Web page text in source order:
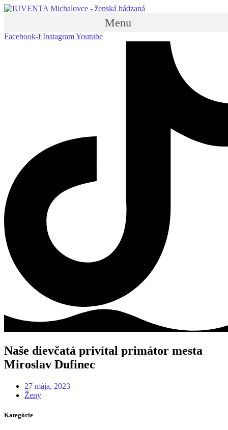
Menu
Facebook-f InstagramYoutube
Naše dievčatá privítal primátor mesta
Miroslav Dufinec
27 mája, 2023
Ženy
Kategórie